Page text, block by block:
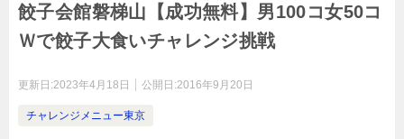
餃子会館磐梯山【成功無料】男100コ女50コ
Ｗで餃子大食いチャレンジ挑戦
更新日:2023年4月18日 公開日:2016年9月20日
チャレンジメニュー東京